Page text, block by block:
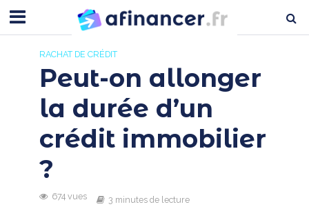
RACHAT DE CRÉDIT
Peut-on allonger
la durée d’un
crédit immobilier
?
674 vues 3 minutes de lecture